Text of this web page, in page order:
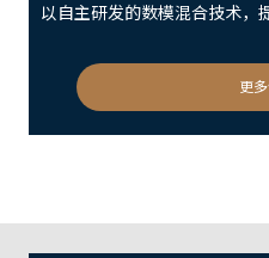
以自主研发的数模混合技术，
更